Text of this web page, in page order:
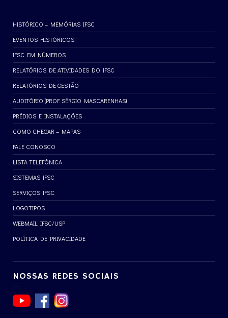
HISTÓRICO – MEMÓRIAS IFSC
EVENTOS HISTÓRICOS
IFSC EM NÚMEROS
RELATÓRIOS DE ATIVIDADES DO IFSC
RELATÓRIOS DE GESTÃO
AUDITÓRIO (PROF. SÉRGIO MASCARENHAS)
PRÉDIOS E INSTALAÇÕES
COMO CHEGAR – MAPAS
FALE CONOSCO
LISTA TELEFÔNICA
SISTEMAS IFSC
SERVIÇOS IFSC
LOGOTIPOS
WEBMAIL IFSC/USP
POLÍTICA DE PRIVACIDADE
NOSSAS REDES SOCIAIS